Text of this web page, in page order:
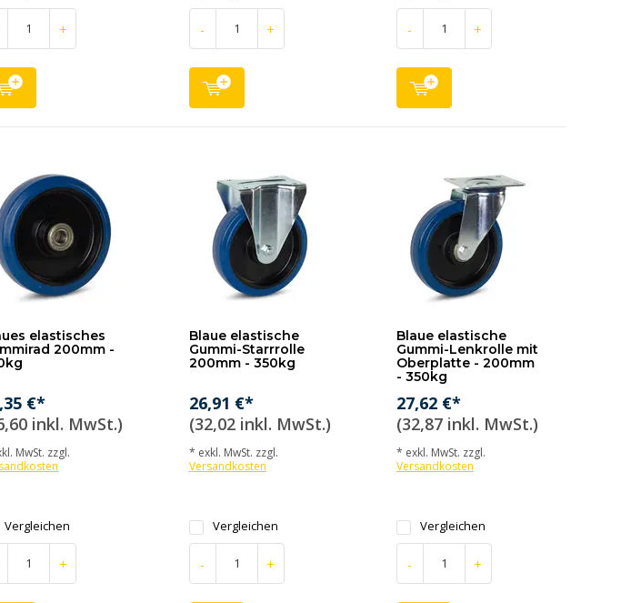
+ - + - +
elastisches
200mm -
€*
inkl. MwSt.)
MwSt. zzgl.
Vergleichen
+
Blaue elastische
Gummi-Starrrolle
200mm - 350kg
26,91 €*
(32,02 inkl. MwSt.)
* exkl. MwSt. zzgl.
Versandkosten
Vergleichen
- +
Blaue elastische
Gummi-Lenkrolle mit
Oberplatte - 200mm
- 350kg
27,62 €*
(32,87 inkl. MwSt.)
* exkl. MwSt. zzgl.
Versandkosten
Vergleichen
- +